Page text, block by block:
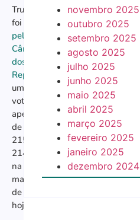
Trump
foi
aprovado
pela
Câmara
dos
Representantes
por
uma
votação
apertada
de
215-
214
na
manhã
de
hoje.
novembro 2025
outubro 2025
setembro 2025
agosto 2025
julho 2025
junho 2025
maio 2025
abril 2025
março 2025
fevereiro 2025
janeiro 2025
dezembro 2024